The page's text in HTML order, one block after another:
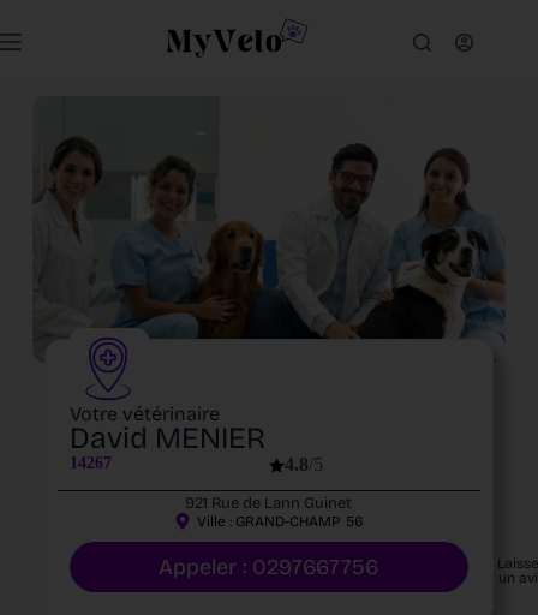
Votre vétérinaire
David MENIER
14267 4.8/5
921 Rue de Lann Guinet
Ville : GRAND-CHAMP 56
Appeler : 0297667756
un